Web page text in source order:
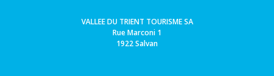
VALLEE DU TRIENT TOURISME SA
Rue Marconi 1
1922 Salvan